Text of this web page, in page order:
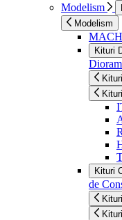
Modelism
Modelism
Kituri
Kituri
de